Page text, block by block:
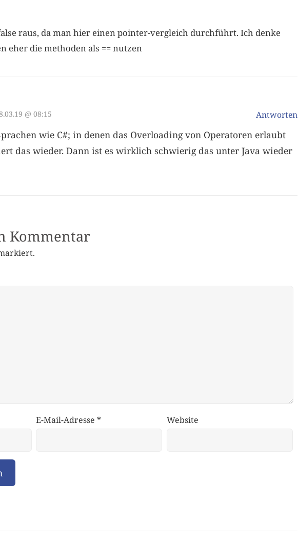
raus, da man hier einen pointer-vergleich durchführt. Ich denke
eher die methoden als == nutzen
Antworten
@ 08:15
wie C#; in denen das Overloading von Operatoren erlaubt
das wieder. Dann ist es wirklich schwierig das unter Java wieder
Kommentar
E-Mail-Adresse * Website